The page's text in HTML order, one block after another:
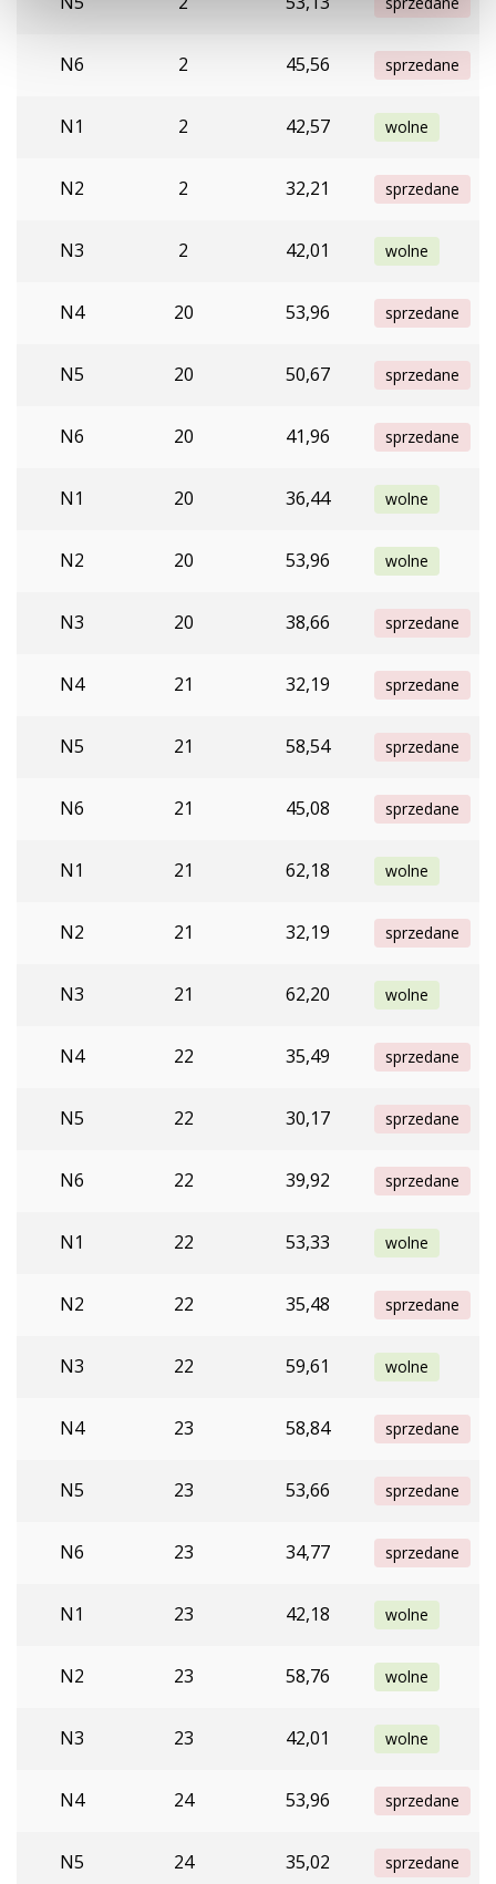
N6 2 45,56 sprzedane
N1 2 42,57 wolne
N2 2 32,21 sprzedane
N3 2 42,01 wolne
N4 20 53,96 sprzedane
N5 20 50,67 sprzedane
N6 20 41,96 sprzedane
N1 20 36,44 wolne
N2 20 53,96 wolne
N3 20 38,66 sprzedane
N4 21 32,19 sprzedane
N5 21 58,54 sprzedane
N6 21 45,08 sprzedane
N1 21 62,18 wolne
N2 21 32,19 sprzedane
N3 21 62,20 wolne
N4 22 35,49 sprzedane
N5 22 30,17 sprzedane
N6 22 39,92 sprzedane
N1 22 53,33 wolne
N2 22 35,48 sprzedane
N3 22 59,61 wolne
N4 23 58,84 sprzedane
N5 23 53,66 sprzedane
N6 23 34,77 sprzedane
N1 23 42,18 wolne
N2 23 58,76 wolne
N3 23 42,01 wolne
N4 24 53,96 sprzedane
N5 24 35,02 sprzedane